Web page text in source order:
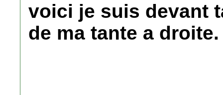
voici je suis devant
de ma tante a droite.